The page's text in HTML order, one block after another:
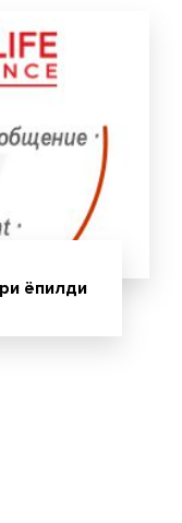
ёпилди